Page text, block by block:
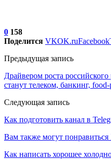
0 158
Поделится VKOK.ruFacebook
Предыдущая запись
Драйвером роста
станут телеком, банкинг,
Следующая запись
Как подготовить канал в
Вам также могут понравиться
Как написать хорошее